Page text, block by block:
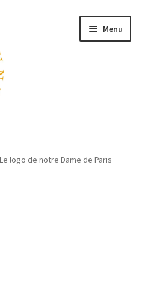
Menu
Le logo de notre Dame de Paris